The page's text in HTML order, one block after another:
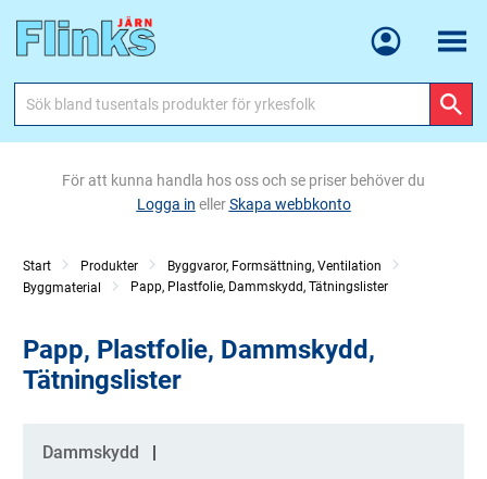
Meny
För att kunna handla hos oss och se priser behöver du
Logga in ellerSkapa webbkonto
Start Produkter
Byggvaror, Formsättning, Ventilation
Byggmaterial
Papp, Plastfolie, Dammskydd, Tätningslister
Papp, Plastfolie, Dammskydd,
Tätningslister
Kategorier
Dammskydd